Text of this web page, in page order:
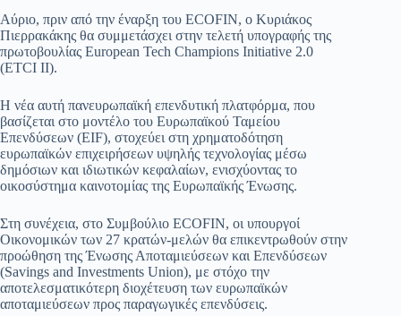
Αύριο, πριν από την έναρξη του ECOFIN, ο Κυριάκος
Πιερρακάκης θα συμμετάσχει στην τελετή υπογραφής της
πρωτοβουλίας European Tech Champions Initiative 2.0
(ETCI II).
Η νέα αυτή πανευρωπαϊκή επενδυτική πλατφόρμα, που
βασίζεται στο μοντέλο του Ευρωπαϊκού Ταμείου
Επενδύσεων (EIF), στοχεύει στη χρηματοδότηση
ευρωπαϊκών επιχειρήσεων υψηλής τεχνολογίας μέσω
δημόσιων και ιδιωτικών κεφαλαίων, ενισχύοντας το
οικοσύστημα καινοτομίας της Ευρωπαϊκής Ένωσης.
Στη συνέχεια, στο Συμβούλιο ECOFIN, οι υπουργοί
Οικονομικών των 27 κρατών-μελών θα επικεντρωθούν στην
προώθηση της Ένωσης Αποταμιεύσεων και Επενδύσεων
(Savings and Investments Union), με στόχο την
αποτελεσματικότερη διοχέτευση των ευρωπαϊκών
αποταμιεύσεων προς παραγωγικές επενδύσεις.